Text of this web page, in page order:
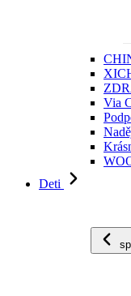
Via
Deti